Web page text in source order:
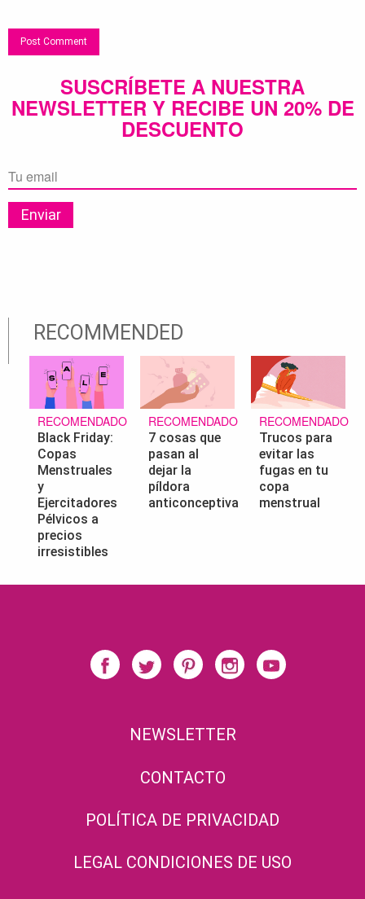
SUSCRÍBETE A NUESTRA
NEWSLETTER Y RECIBE UN 20% DE
DESCUENTO
RECOMMENDED
RECOMENDADO
Black Friday:
Copas
Menstruales
y
Ejercitadores
Pélvicos a
precios
irresistibles
RECOMENDADO
7 cosas que
pasan al
dejar la
píldora
anticonceptiva
RECOMENDADO
Trucos para
evitar las
fugas en tu
copa
menstrual
NEWSLETTER
CONTACTO
POLÍTICA DE PRIVACIDAD
LEGAL CONDICIONES DE USO